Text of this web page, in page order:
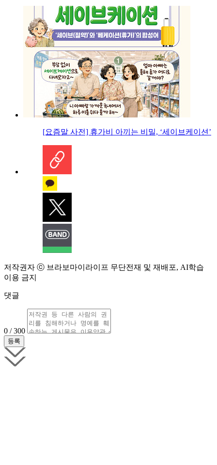
[요즘말 사전] 휴가비 아끼는 비밀, ‘세이브케이션’
저작권자 ⓒ 브라보마이라이프 무단전재 및 재배포, AI학습
이용 금지
댓글
0 / 300